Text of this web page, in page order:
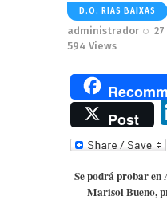
D.O. RIAS BAIXAS
administrador
594 Views
Post
Se podrá probar
Marisol Bueno,